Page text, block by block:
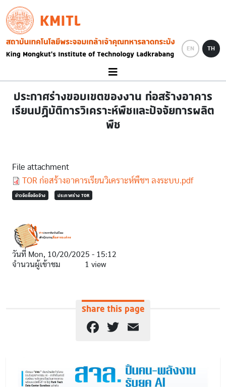
Skip to main content
KMITL
Image
EN TH
ประกาศร่างขอบเขตของงาน ก่อสร้างอาคาร
เรียนปฏิบัติการวิเคราะห์พืชและปัจจัยการผลิต
พืช
File attachment
Document
TOR ก่อสร้างอาคารเรียนวิเคราะห์พืชฯ ลงระบบ.pdf
ข่าวจัดซื้อจัดจ้าง ประกาศร่าง TOR
วันที่ Mon, 10/20/2025 - 15:12
จำนวนผู้เข้าชม
1 view
Share this page
Facebook
Twitter